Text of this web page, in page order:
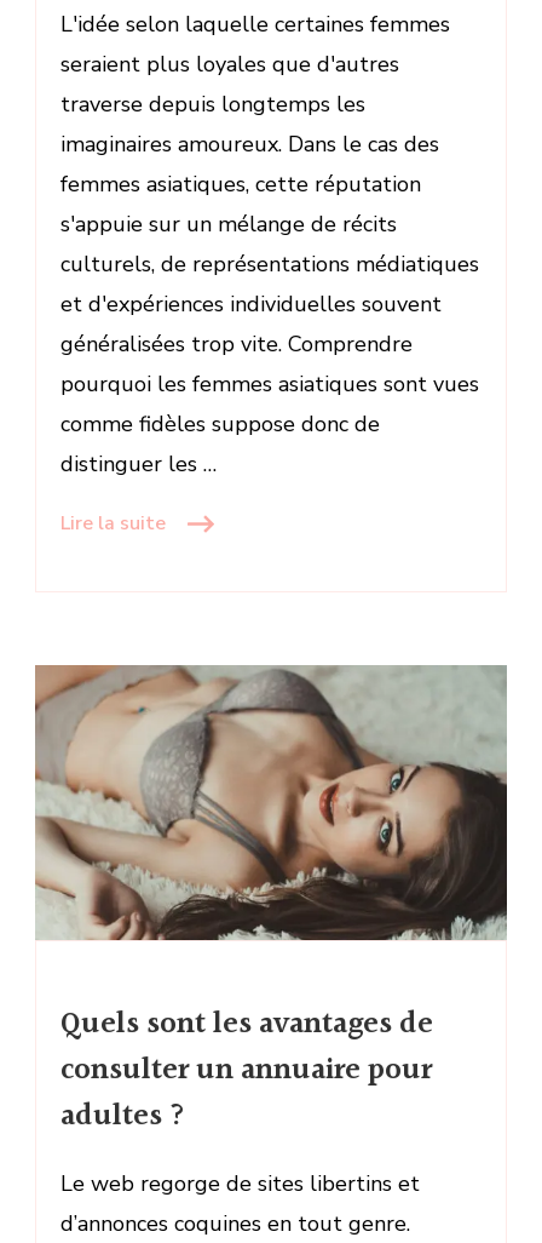
L'idée selon laquelle certaines femmes
seraient plus loyales que d'autres
traverse depuis longtemps les
imaginaires amoureux. Dans le cas des
femmes asiatiques, cette réputation
s'appuie sur un mélange de récits
culturels, de représentations médiatiques
et d'expériences individuelles souvent
généralisées trop vite. Comprendre
pourquoi les femmes asiatiques sont vues
comme fidèles suppose donc de
distinguer les …
Lire la suite
Quels sont les avantages de
consulter un annuaire pour
adultes ?
Le web regorge de sites libertins et
d’annonces coquines en tout genre.